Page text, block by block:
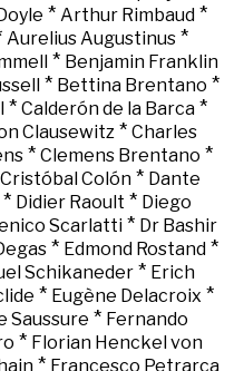
* Arthur Rimbaud *
Aurelius Augustinus*
* Benjamin Franklin
* Bettina Brentano *
* Calderón de la Barca*
Clausewitz * Charles
* Clemens Brentano *
Cristóbal Colón * Dante
* Didier Raoult * Diego
Scarlatti* Dr Bashir
* Edmond Rostand *
Schikaneder * Erich
* Eugène Delacroix *
Saussure * Fernando
* Florian Henckel von
* Francesco Petrarca